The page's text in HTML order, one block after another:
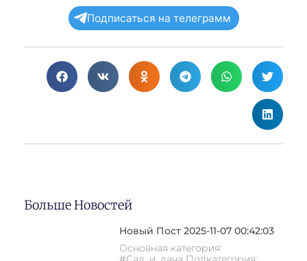
Подписаться на телеграмм
Больше Новостей
Новый Пост 2025-11-07 00:42:03
Основная категория: